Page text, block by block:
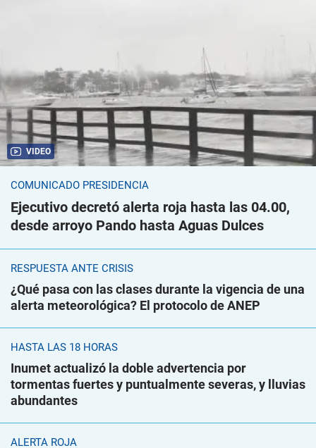
VIDEO
COMUNICADO PRESIDENCIA
Ejecutivo decretó alerta roja hasta las 04.00,
desde arroyo Pando hasta Aguas Dulces
RESPUESTA ANTE CRISIS
¿Qué pasa con las clases durante la vigencia de una
alerta meteorológica? El protocolo de ANEP
HASTA LAS 18 HORAS
Inumet actualizó la doble advertencia por
tormentas fuertes y puntualmente severas, y lluvias
abundantes
ALERTA ROJA